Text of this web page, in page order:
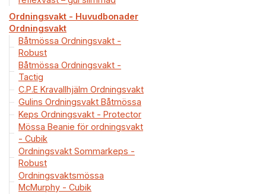
Ordningsvakt - Huvudbonader
Ordningsvakt
Båtmössa Ordningsvakt -
Robust
Båtmössa Ordningsvakt -
Tactig
C.P.E Kravallhjälm Ordningsvakt
Gulins Ordningsvakt Båtmössa
Keps Ordningsvakt - Protector
Mössa Beanie för ordningsvakt
- Cubik
Ordningsvakt Sommarkeps -
Robust
Ordningsvaktsmössa
McMurphy - Cubik